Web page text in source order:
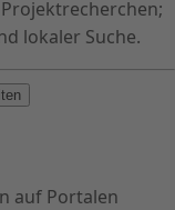
lokaler Suche.
auf Portalen